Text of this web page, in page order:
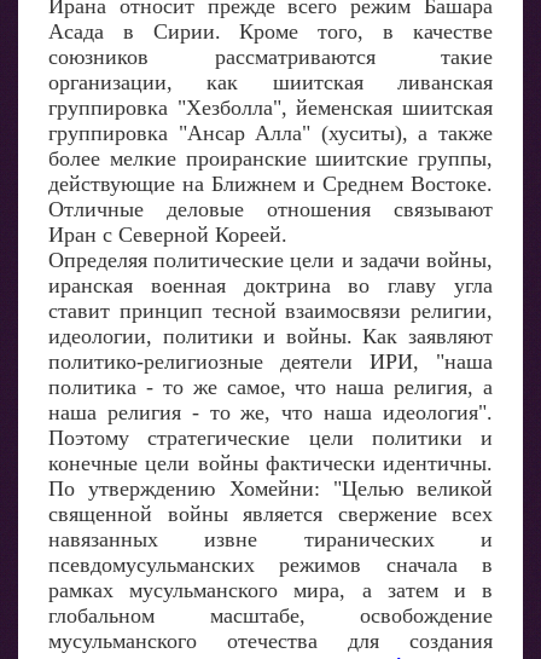
Ирана относит прежде всего режим Башара
Асада в Сирии. Кроме того, в качестве
союзников рассматриваются такие
организации, как шиитская ливанская
группировка "Хезболла", йеменская шиитская
группировка "Ансар Алла" (хуситы), а также
более мелкие проиранские шиитские группы,
действующие на Ближнем и Среднем Востоке.
Отличные деловые отношения связывают
Иран с Северной Кореей.
Определяя политические цели и задачи войны,
иранская военная доктрина во главу угла
ставит принцип тесной взаимосвязи религии,
идеологии, политики и войны. Как заявляют
политико-религиозные деятели ИРИ, "наша
политика - то же самое, что наша религия, а
наша религия - то же, что наша идеология".
Поэтому стратегические цели политики и
конечные цели войны фактически идентичны.
По утверждению Хомейни: "Целью великой
священной войны является свержение всех
навязанных извне тиранических и
псевдомусульманских режимов сначала в
рамках мусульманского мира, а затем и в
глобальном масштабе, освобождение
мусульманского отечества для создания